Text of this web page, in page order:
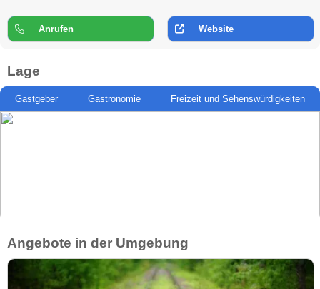
Anrufen Website
Lage
Gastgeber Gastronomie Freizeit und Sehenswürdigkeiten
Angebote in der Umgebung